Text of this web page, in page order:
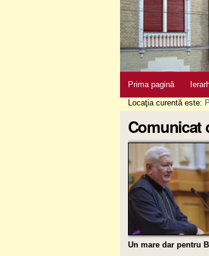
Prima pagină
Locaţia curentă este:
Comunicat
Un mare dar pentru